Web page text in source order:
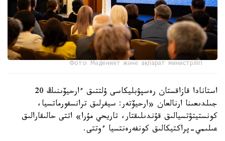
Фото: Мәдениет және ақпарат министрлігі
استانادا قازاقستان رەسپۋبليكاسى ۇلتتىق ءارحيۆىنىڭ 20
جىلدىعىنا ارنالعان «ارحيۆتەر: سيفرلىق ترانسفورماتسيا،
كونستيتۋتسيالىق قۇندىلىقتار، تاريحي مۇرا» اتتى حالىقارالىق
عىلىمي-پراكتيكالىق كونفەرەنتسيا ءوتتى.